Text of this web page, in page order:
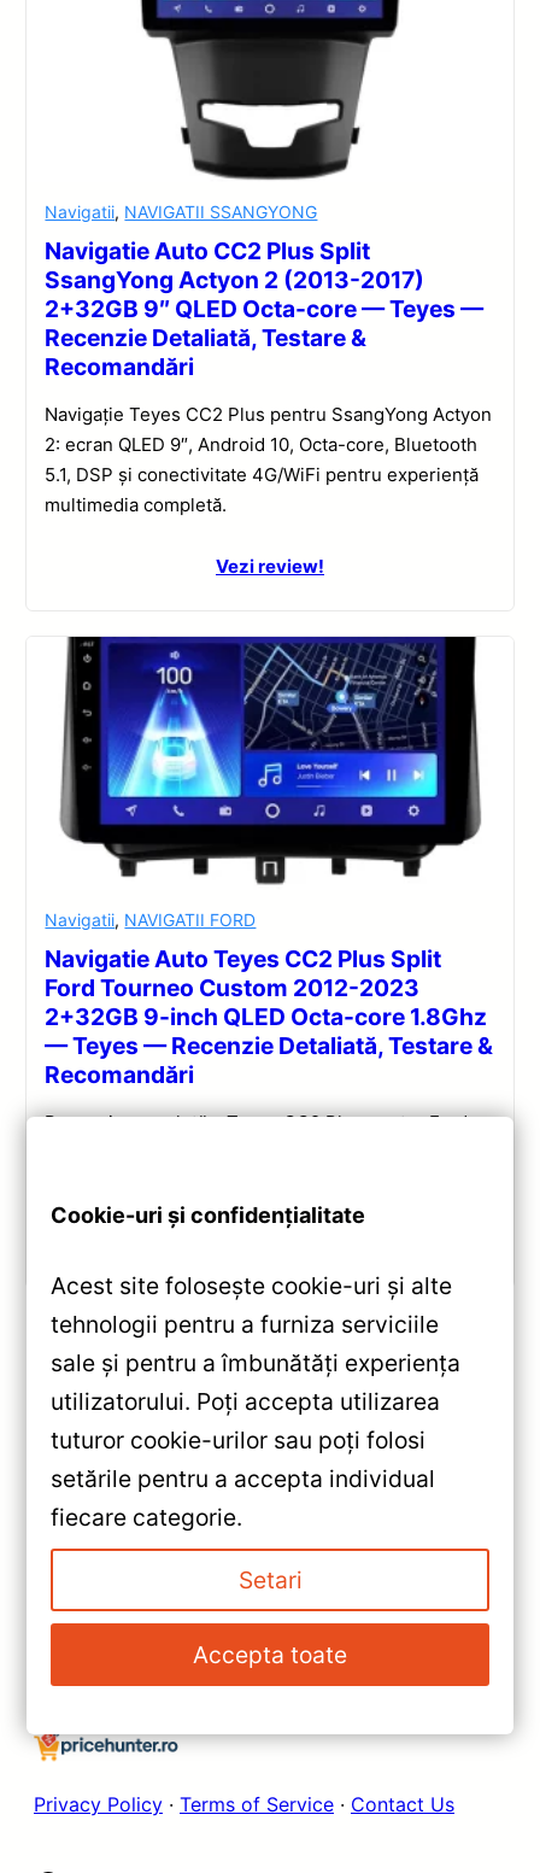
Navigatii, NAVIGATII SSANGYONG
Navigatie Auto CC2 Plus Split
SsangYong Actyon 2 (2013-2017)
2+32GB 9″ QLED Octa-core — Teyes —
Recenzie Detaliată, Testare &
Recomandări
Navigație Teyes CC2 Plus pentru SsangYong Actyon
2: ecran QLED 9″, Android 10, Octa-core, Bluetooth
5.1, DSP și conectivitate 4G/WiFi pentru experiență
multimedia completă.
Vezi review!
Navigatii, NAVIGATII FORD
Navigatie Auto Teyes CC2 Plus Split
Ford Tourneo Custom 2012-2023
2+32GB 9-inch QLED Octa-core 1.8Ghz
— Teyes — Recenzie Detaliată, Testare &
Recomandări
Recenzie completă a Teyes CC2 Plus pentru Ford
«Navigatie Auto Teyes CC3L
WiFi Toyota Tundra 2013-2020
2+32GB 9″ IPS — Recenzie
Detaliată, Testare &
Recomandări
Navigație Auto Teyes CC3L
Toyota 4Runner 2009–2020 —
Caracteristici, Păreri & Preț
Actualizat
Privacy Policy · Terms of Service · Contact Us
Cookie-uri și confidențialitate
Acest site folosește cookie-uri și alte
tehnologii pentru a furniza serviciile
sale și pentru a îmbunătăți experiența
utilizatorului. Poți accepta utilizarea
tuturor cookie-urilor sau poți folosi
setările pentru a accepta individual
fiecare categorie.
Setari
Accepta toate